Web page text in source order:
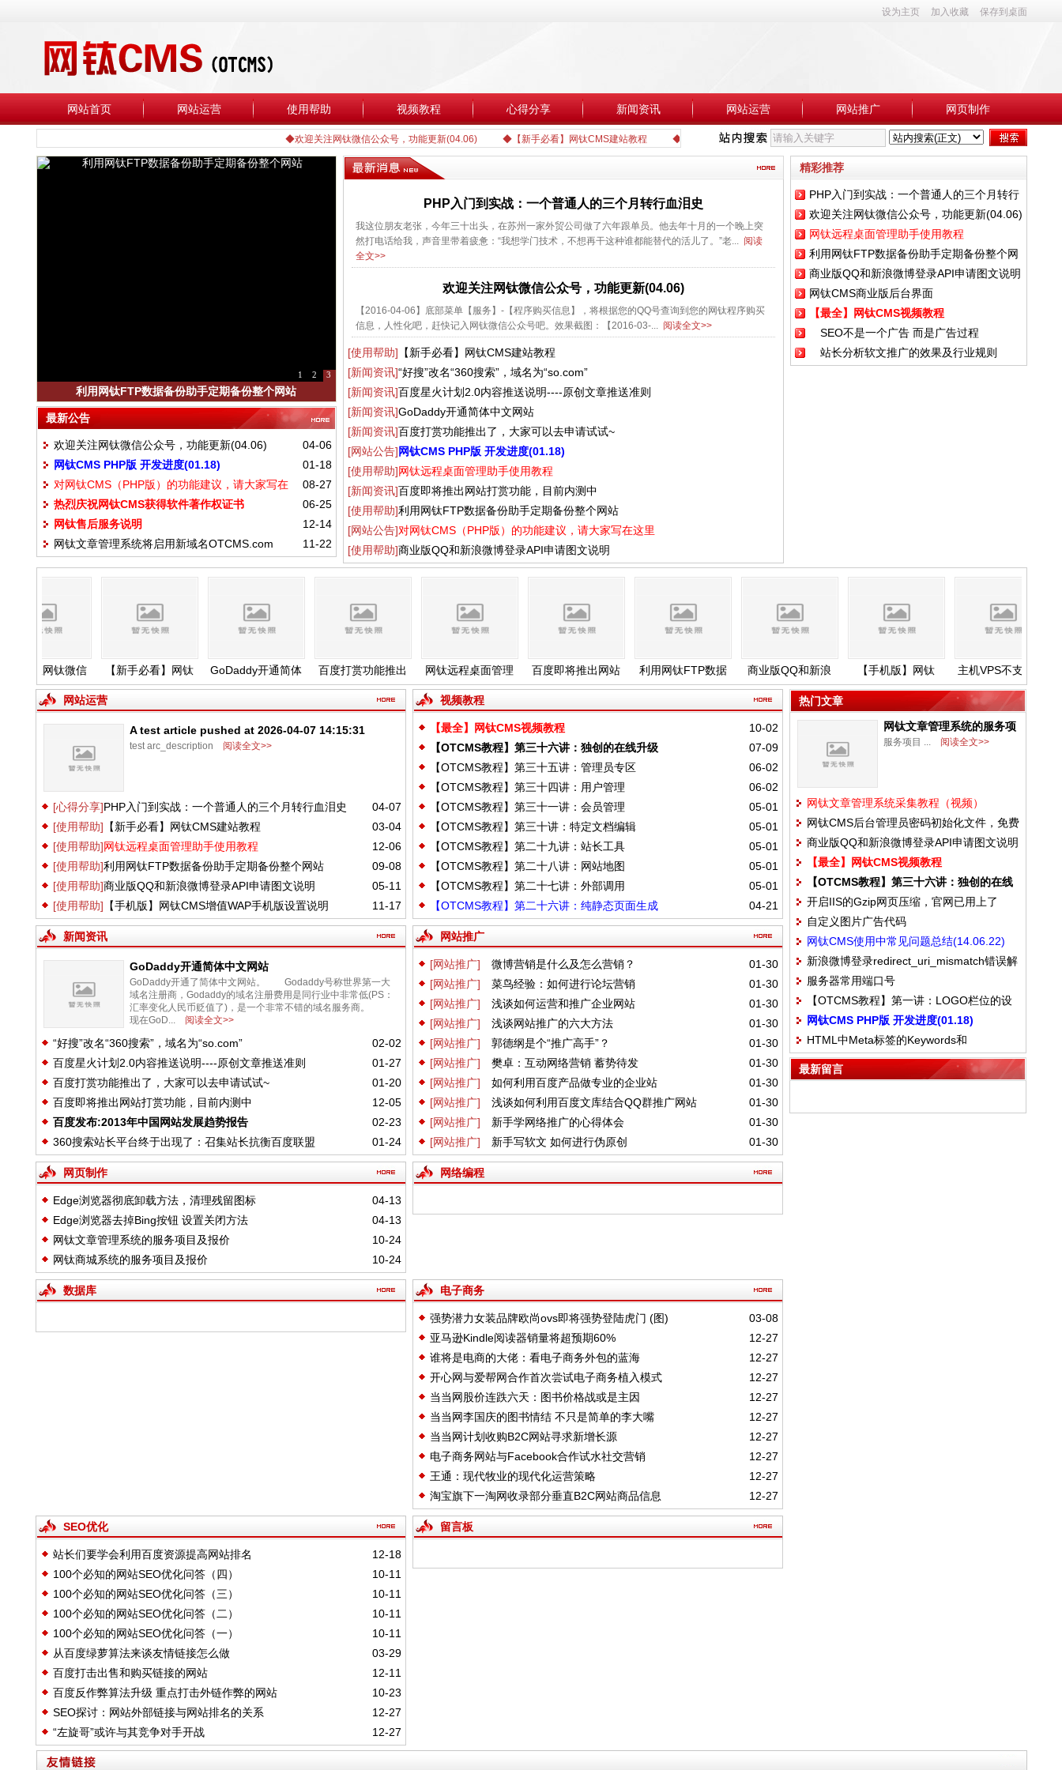
设为主页 加入收藏 保存到桌面
网站首页 网站运营 使用帮助 视频教程 心得分享 新闻资讯 网站运营 网站推广 网页制作
◆欢迎关注网钛微信公众号，功能更新(04.06) ◆【新手必看】网钛CMS建站教程 ◆利用网钛FTP数据备份助手定期备份整个网站 ◆网钛CMS使用中常见问题总结(14.06.22)
1 2 3
利用网钛FTP数据备份助手定期备份整个网站
最新公告
04-06
欢迎关注网钛微信公众号，功能更新(04.06)
01-18
网钛CMS PHP版 开发进度(01.18)
08-27
对网钛CMS（PHP版）的功能建议，请大家写在
这里
06-25
热烈庆祝网钛CMS获得软件著作权证书
12-14
网钛售后服务说明
11-22
网钛文章管理系统将启用新域名OTCMS.com
PHP入门到实战：一个普通人的三个月转行血泪史
我这位朋友老张，今年三十出头，在苏州一家外贸公司做了六年跟单员。他去年十月的一个晚上突
然打电话给我，声音里带着疲惫：“我想学门技术，不想再干这种谁都能替代的活儿了。”老...阅读
全文>>
欢迎关注网钛微信公众号，功能更新(04.06)
【2016-04-06】底部菜单【服务】-【程序购买信息】，将根据您的QQ号查询到您的网钛程序购买
信息，人性化吧，赶快记入网钛微信公众号吧。效果截图：【2016-03-...阅读全文>>
[使用帮助] 【新手必看】网钛CMS建站教程
[新闻资讯]“好搜”改名“360搜索”，域名为“so.com”
[新闻资讯]百度星火计划2.0内容推送说明----原创文章推送准则
[新闻资讯]GoDaddy开通简体中文网站
[新闻资讯]百度打赏功能推出了，大家可以去申请试试~
[网站公告]网钛CMS PHP版 开发进度(01.18)
[使用帮助]网钛远程桌面管理助手使用教程
[新闻资讯]百度即将推出网站打赏功能，目前内测中
[使用帮助]利用网钛FTP数据备份助手定期备份整个网站
[网站公告]对网钛CMS（PHP版）的功能建议，请大家写在这里
[使用帮助]商业版QQ和新浪微博登录API申请图文说明
精彩推荐
PHP入门到实战：一个普通人的三个月转行
血泪史
欢迎关注网钛微信公众号，功能更新(04.06)
网钛远程桌面管理助手使用教程
利用网钛FTP数据备份助手定期备份整个网
站
商业版QQ和新浪微博登录API申请图文说明
网钛CMS商业版后台界面
【最全】网钛CMS视频教程
SEO不是一个广告 而是广告过程
站长分析软文推广的效果及行业规则
关注网钛微信
号，功能更新
(04.06)
【新手必看】网钛
CMS建站教程
GoDaddy开通简体
中文网站
百度打赏功能推出
了，大家可以去申
网钛远程桌面管理
助手使用教程
百度即将推出网站
打赏功能，目前内
利用网钛FTP数据
备份助手定期备份
商业版QQ和新浪
微博登录API申请
图文说明
【手机版】网钛
CMS增值WAP手机
主机VPS不支持.flv
格式文件的解决方
网站运营
A test article pushed at 2026-04-07 14:15:31
test arc_description 阅读全文>>
04-07
[心得分享]PHP入门到实战：一个普通人的三个月转行血泪史
03-04
[使用帮助] 【新手必看】网钛CMS建站教程
12-06
[使用帮助]网钛远程桌面管理助手使用教程
09-08
[使用帮助]利用网钛FTP数据备份助手定期备份整个网站
05-11
[使用帮助]商业版QQ和新浪微博登录API申请图文说明
11-17
[使用帮助] 【手机版】网钛CMS增值WAP手机版设置说明
视频教程
10-02
【最全】网钛CMS视频教程
07-09
【OTCMS教程】第三十六讲：独创的在线升级
06-02
【OTCMS教程】第三十五讲：管理员专区
06-02
【OTCMS教程】第三十四讲：用户管理
05-01
【OTCMS教程】第三十一讲：会员管理
05-01
【OTCMS教程】第三十讲：特定文档编辑
05-01
【OTCMS教程】第二十九讲：站长工具
05-01
【OTCMS教程】第二十八讲：网站地图
05-01
【OTCMS教程】第二十七讲：外部调用
04-21
【OTCMS教程】第二十六讲：纯静态页面生成
新闻资讯
GoDaddy开通简体中文网站
GoDaddy开通了简体中文网站。 Godaddy号称世界第一大
域名注册商，Godaddy的域名注册费用是同行业中非常低(PS：
汇率变化人民币贬值了)，是一个非常不错的域名服务商。
现在GoD...
阅读全文>>
02-02
“好搜”改名“360搜索”，域名为“so.com”
01-27
百度星火计划2.0内容推送说明----原创文章推送准则
01-20
百度打赏功能推出了，大家可以去申请试试~
12-05
百度即将推出网站打赏功能，目前内测中
02-23
百度发布:2013年中国网站发展趋势报告
01-24
360搜索站长平台终于出现了：召集站长抗衡百度联盟
网站推广
01-30
[网站推广] 微博营销是什么及怎么营销？
01-30
[网站推广] 菜鸟经验：如何进行论坛营销
01-30
[网站推广] 浅谈如何运营和推广企业网站
01-30
[网站推广] 浅谈网站推广的六大方法
01-30
[网站推广] 郭德纲是个“推广高手”？
01-30
[网站推广] 樊卓：互动网络营销 蓄势待发
01-30
[网站推广] 如何利用百度产品做专业的企业站
01-30
[网站推广] 浅谈如何利用百度文库结合QQ群推广网站
01-30
[网站推广] 新手学网络推广的心得体会
01-30
[网站推广] 新手写软文 如何进行伪原创
网页制作
04-13
Edge浏览器彻底卸载方法，清理残留图标
04-13
Edge浏览器去掉Bing按钮 设置关闭方法
10-24
网钛文章管理系统的服务项目及报价
10-24
网钛商城系统的服务项目及报价
网络编程
数据库 电子商务
03-08
强势潜力女装品牌欧尚ovs即将强势登陆虎门 (图)
12-27
亚马逊Kindle阅读器销量将超预期60%
12-27
谁将是电商的大佬：看电子商务外包的蓝海
12-27
开心网与爱帮网合作首次尝试电子商务植入模式
12-27
当当网股价连跌六天：图书价格战或是主因
12-27
当当网李国庆的图书情结 不只是简单的李大嘴
12-27
当当网计划收购B2C网站寻求新增长源
12-27
电子商务网站与Facebook合作试水社交营销
12-27
王通：现代牧业的现代化运营策略
12-27
淘宝旗下一淘网收录部分垂直B2C网站商品信息
SEO优化
12-18
站长们要学会利用百度资源提高网站排名
10-11
100个必知的网站SEO优化问答（四）
10-11
100个必知的网站SEO优化问答（三）
10-11
100个必知的网站SEO优化问答（二）
10-11
100个必知的网站SEO优化问答（一）
03-29
从百度绿萝算法来谈友情链接怎么做
12-11
百度打击出售和购买链接的网站
10-23
百度反作弊算法升级 重点打击外链作弊的网站
12-27
SEO探讨：网站外部链接与网站排名的关系
12-27
“左旋哥”或许与其竞争对手开战
留言板
热门文章
网钛文章管理系统的服务项
目及报价
服务项目 ... 阅读全文>>
网钛文章管理系统采集教程（视频）
网钛CMS后台管理员密码初始化文件，免费
版和商业版都通用
商业版QQ和新浪微博登录API申请图文说明
【最全】网钛CMS视频教程
【OTCMS教程】第三十六讲：独创的在线
升级
开启IIS的Gzip网页压缩，官网已用上了
自定义图片广告代码
网钛CMS使用中常见问题总结(14.06.22)
新浪微博登录redirect_uri_mismatch错误解
决方法
服务器常用端口号
【OTCMS教程】第一讲：LOGO栏位的设
置
网钛CMS PHP版 开发进度(01.18)
HTML中Meta标签的Keywords和
Description独特见解
最新留言